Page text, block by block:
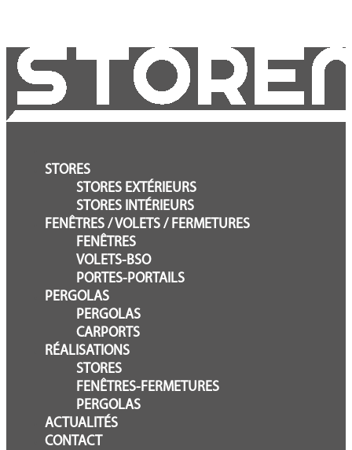
STORES
STORES EXTÉRIEURS
STORES INTÉRIEURS
FENÊTRES / VOLETS / FERMETURES
FENÊTRES
VOLETS-BSO
PORTES-PORTAILS
PERGOLAS
PERGOLAS
CARPORTS
RÉALISATIONS
STORES
FENÊTRES-FERMETURES
PERGOLAS
ACTUALITÉS
CONTACT